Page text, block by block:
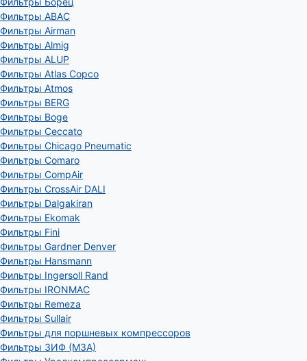
Фильтры ABAC
Фильтры Airman
Фильтры Almig
Фильтры ALUP
Фильтры Atlas Copco
Фильтры Atmos
Фильтры BERG
Фильтры Boge
Фильтры Ceccato
Фильтры Chicago Pneumatic
Фильтры Comaro
Фильтры CompAir
Фильтры CrossAir DALI
Фильтры Dalgakiran
Фильтры Ekomak
Фильтры Fini
Фильтры Gardner Denver
Фильтры Hansmann
Фильтры Ingersoll Rand
Фильтры IRONMAC
Фильтры Remeza
Фильтры Sullair
Фильтры для поршневых компрессоров
Фильтры ЗИФ (МЗА)